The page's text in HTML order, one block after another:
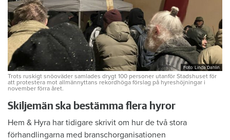
Foto: Linda Dahlin
Trots ruskigt snöoväder samlades drygt 100 personer utanför Stadshuset för
att protestera mot allmännyttans rekordhöga förslag på hyreshöjningar i
november förra året.
Skiljemän ska bestämma flera hyror
Hem & Hyra har tidigare skrivit om hur de två stora
förhandlingarna med branschorganisationen